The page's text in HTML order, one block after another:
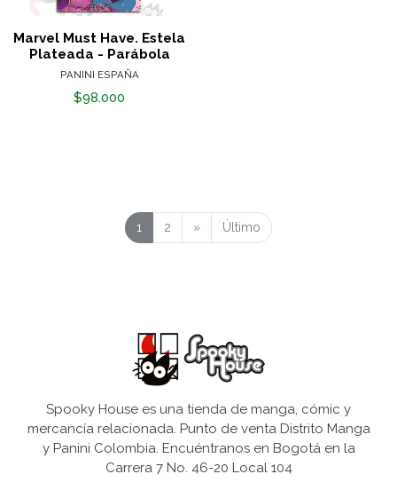
Marvel Must Have. Estela
Plateada - Parábola
PANINI ESPAÑA
$98.000
1 2 » Último
Spooky House es una tienda de manga, cómic y
mercancía relacionada. Punto de venta Distrito Manga
y Panini Colombia. Encuéntranos en Bogotá en la
Carrera 7 No. 46-20 Local 104